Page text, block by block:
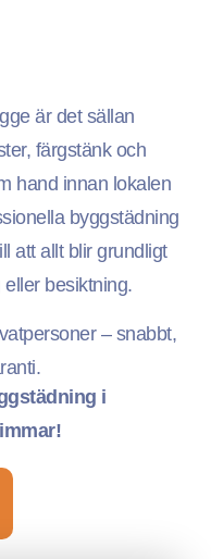
är det sällan
färgstänk och
hand innan lokalen
byggstädning
att allt blir grundligt
besiktning.
– snabbt,
i